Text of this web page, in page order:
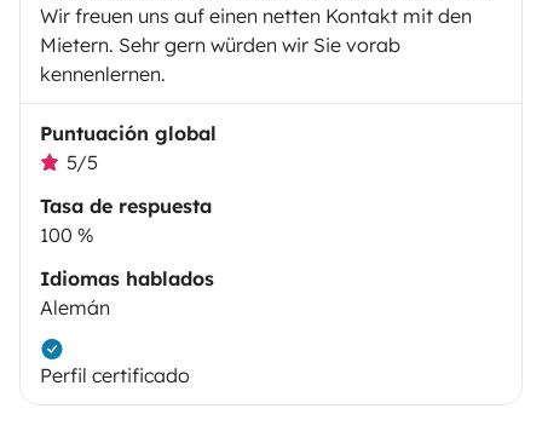
Wir freuen uns auf einen netten Kontakt mit den
Mietern. Sehr gern würden wir Sie vorab
kennenlernen.
Puntuación global
5/5
Tasa de respuesta
100 %
Idiomas hablados
Alemán
Perfil certificado